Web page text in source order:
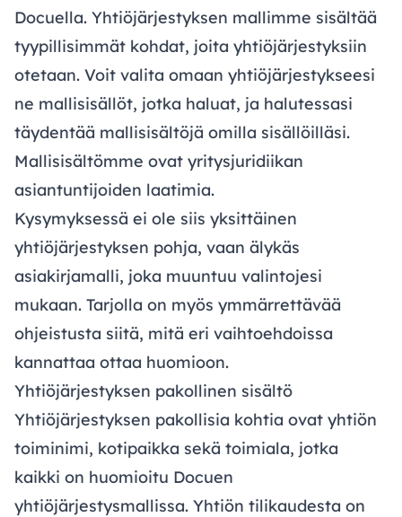
Docuella. Yhtiöjärjestyksen mallimme sisältää
tyypillisimmät kohdat, joita yhtiöjärjestyksiin
otetaan. Voit valita omaan yhtiöjärjestykseesi
ne mallisisällöt, jotka haluat, ja halutessasi
täydentää mallisisältöjä omilla sisällöilläsi.
Mallisisältömme ovat yritysjuridiikan
asiantuntijoiden laatimia.
Kysymyksessä ei ole siis yksittäinen
yhtiöjärjestyksen pohja, vaan älykäs
asiakirjamalli, joka muuntuu valintojesi
mukaan. Tarjolla on myös ymmärrettävää
ohjeistusta siitä, mitä eri vaihtoehdoissa
kannattaa ottaa huomioon.
Yhtiöjärjestyksen pakollinen sisältö
Yhtiöjärjestyksen pakollisia kohtia ovat yhtiön
toiminimi, kotipaikka sekä toimiala, jotka
kaikki on huomioitu Docuen
yhtiöjärjestysmallissa. Yhtiön tilikaudesta on